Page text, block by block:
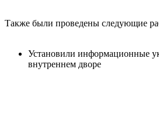
Также были проведены следующие
Установили информационные
внутреннем дворе